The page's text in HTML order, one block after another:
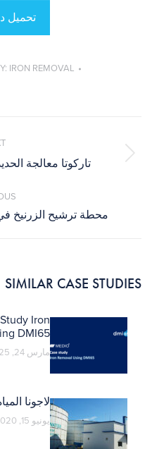
تحميل
IRON REMOVAL
محطة ترشيح الزرنيخ
تاركوتا معالجة
SIMILAR CASE STUDIES
Iron
DMI65
مارس 24, 2025
لاجونا
يونيو 15, 2020